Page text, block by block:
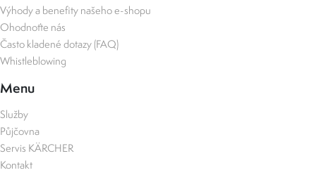
Výhody a benefity našeho e-shopu
Ohodnoťte nás
Často kladené dotazy (FAQ)
Whistleblowing
Menu
Služby
Půjčovna
Servis KÄRCHER
Kontakt